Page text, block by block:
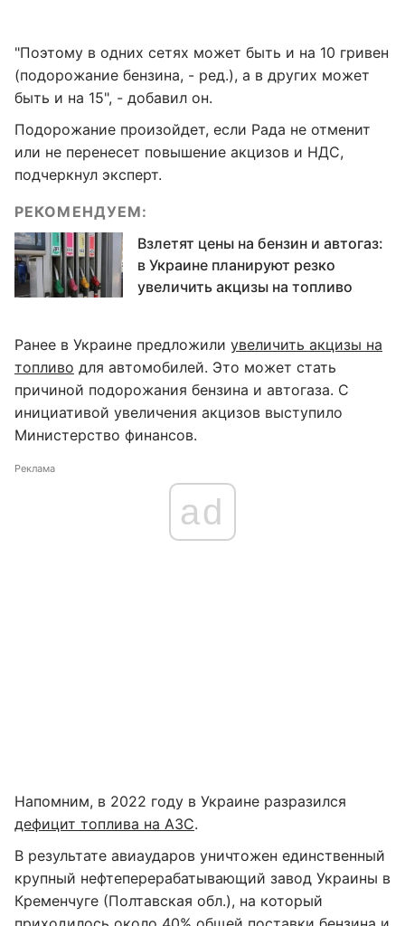
"Поэтому в одних сетях может быть и на 10 гривен
(подорожание бензина, - ред.), а в других может
быть и на 15", - добавил он.
Подорожание произойдет, если Рада не отменит
или не перенесет повышение акцизов и НДС,
подчеркнул эксперт.
РЕКОМЕНДУЕМ:
Взлетят цены на бензин и автогаз:
в Украине планируют резко
увеличить акцизы на топливо
Ранее в Украине предложили увеличить акцизы на
топливо для автомобилей. Это может стать
причиной подорожания бензина и автогаза. С
инициативой увеличения акцизов выступило
Министерство финансов.
Реклама
ad
Напомним, в 2022 году в Украине разразился
дефицит топлива на АЗС.
В результате авиаударов уничтожен единственный
крупный нефтеперерабатывающий завод Украины в
Кременчуге (Полтавская обл.), на который